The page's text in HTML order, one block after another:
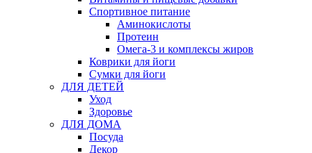
Спортивное питание
Аминокислоты
Протеин
Омега-3 и комплексы жиров
Коврики для йоги
Сумки для йоги
ДЛЯ ДЕТЕЙ
Уход
Здоровье
ДЛЯ ДОМА
Посуда
Декор